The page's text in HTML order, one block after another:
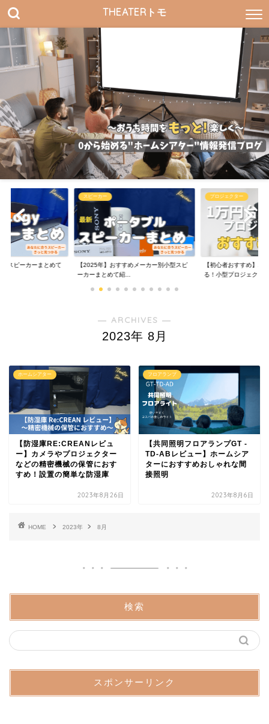
THEATERトモ
スピーカーまとめて
スピーカー
【2025年】おすすめメーカー別小型スピ
ーカーまとめて紹...
プロジェクター
【初心者おすすめ】1
る！小型プロジェクタ...
― ARCHIVES ―
2023年 8月
ホームシアター
【防湿庫RE:CREANレビュ
ー】カメラやプロジェクター
などの精密機械の保管におす
すめ！設置の簡単な防湿庫
2023年8月26日
フロアランプ
【共同照明フロアランプGT -
TD-ABレビュー】ホームシア
ターにおすすめおしゃれな間
接照明
2023年8月6日
HOME 2023年 8月
検索
スポンサーリンク